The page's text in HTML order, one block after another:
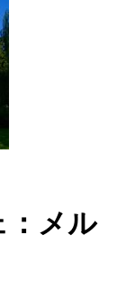
：メル